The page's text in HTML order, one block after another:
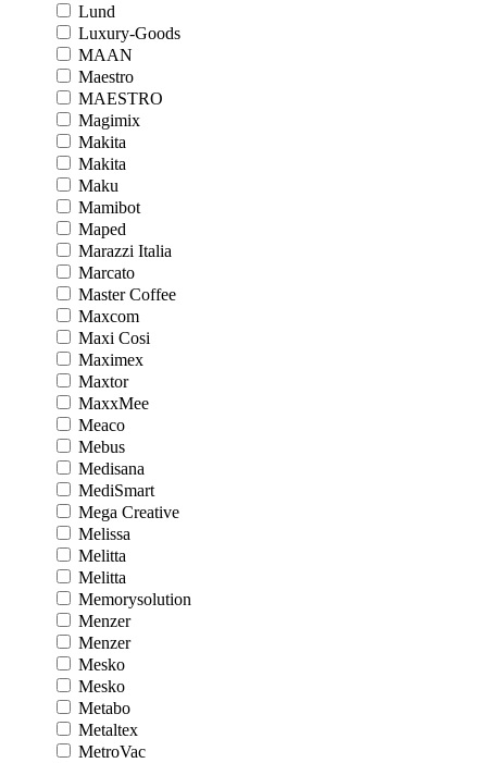
Lund
Luxury-Goods
MAAN
Maestro
MAESTRO
Magimix
Makita
Makita
Maku
Mamibot
Maped
Marazzi Italia
Marcato
Master Coffee
Maxcom
Maxi Cosi
Maximex
Maxtor
MaxxMee
Meaco
Mebus
Medisana
MediSmart
Mega Creative
Melissa
Melitta
Melitta
Memorysolution
Menzer
Menzer
Mesko
Mesko
Metabo
Metaltex
MetroVac